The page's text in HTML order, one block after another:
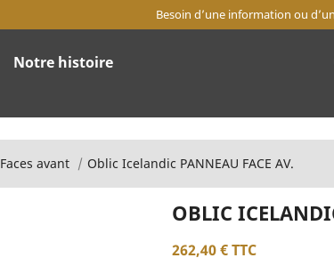
Besoin d’une information ou
Notre histoire
Faces avant Oblic Icelandic PANNEAU FACE AV.
OBLIC
262,40 €TTC